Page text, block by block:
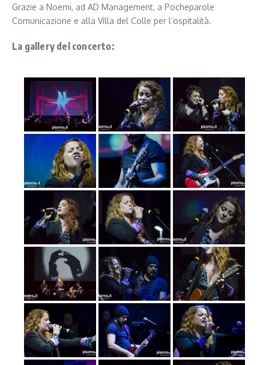
Grazie a Noemi, ad AD Management, a Pocheparole
Comunicazione e alla Villa del Colle per l’ospitalità.
La gallery del concerto: